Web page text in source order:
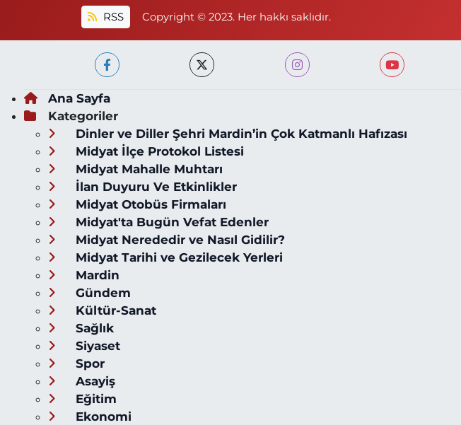
RSS Copyright © 2023. Her hakkı saklıdır.
Ana Sayfa
Kategoriler
Dinler ve Diller Şehri Mardin’in Çok Katmanlı Hafızası
Midyat İlçe Protokol Listesi
Midyat Mahalle Muhtarı
İlan Duyuru Ve Etkinlikler
Midyat Otobüs Firmaları
Midyat'ta Bugün Vefat Edenler
Midyat Nerededir ve Nasıl Gidilir?
Midyat Tarihi ve Gezilecek Yerleri
Mardin
Gündem
Kültür-Sanat
Sağlık
Siyaset
Spor
Asayiş
Eğitim
Ekonomi